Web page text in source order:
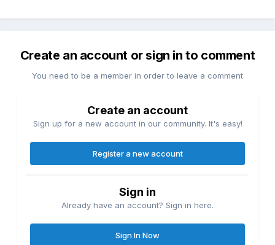
Create an account or sign in to comment
You need to be a member in order to leave a comment
Create an account
Sign up for a new account in our community. It's easy!
Register a new account
Sign in
Already have an account? Sign in here.
Sign In Now